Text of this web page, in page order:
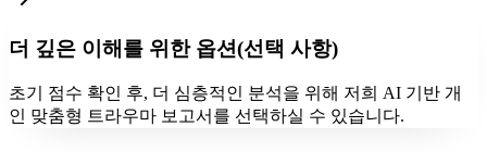
더 깊은 이해를 위한 옵션(선택 사항)
초기 점수 확인 후, 더 심층적인 분석을 위해 저희 AI 기반 개
인 맞춤형 트라우마 보고서를 선택하실 수 있습니다.